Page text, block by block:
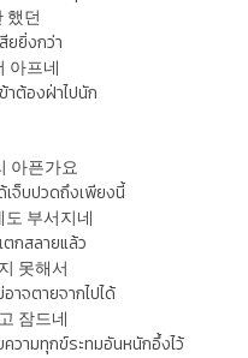
했던
ยยิ่งกว่า
아프네
ต้องฝ่าไปนัก
아픈가요
เจ็บปวดถึงเพียงนี้
부서지네
กสลายแล้ว
못해서
าจตายจากไปได้
잠드네
วามทุกข์ระทมอันหนักอึ้งไว้